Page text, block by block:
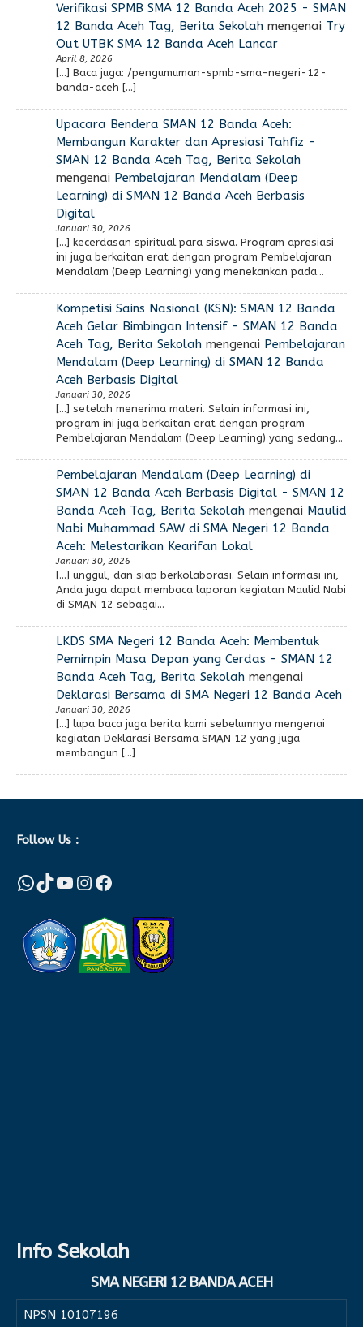
Verifikasi SPMB SMA 12 Banda Aceh 2025 - SMAN
12 Banda Aceh Tag, Berita Sekolahmengenai Try
Out UTBK SMA 12 Banda Aceh Lancar
April 8, 2026
[…] Baca juga: /pengumuman-spmb-sma-negeri-12-
banda-aceh […]
Upacara Bendera SMAN 12 Banda Aceh:
Membangun Karakter dan Apresiasi Tahfiz -
SMAN 12 Banda Aceh Tag, Berita Sekolah
mengenai Pembelajaran Mendalam (Deep
Learning) di SMAN 12 Banda Aceh Berbasis
Digital
Januari 30, 2026
[…] kecerdasan spiritual para siswa. Program apresiasi
ini juga berkaitan erat dengan program Pembelajaran
Mendalam (Deep Learning) yang menekankan pada…
Kompetisi Sains Nasional (KSN): SMAN 12 Banda
Aceh Gelar Bimbingan Intensif - SMAN 12 Banda
Aceh Tag, Berita Sekolahmengenai Pembelajaran
Mendalam (Deep Learning) di SMAN 12 Banda
Aceh Berbasis Digital
Januari 30, 2026
[…] setelah menerima materi. Selain informasi ini,
program ini juga berkaitan erat dengan program
Pembelajaran Mendalam (Deep Learning) yang sedang…
Pembelajaran Mendalam (Deep Learning) di
SMAN 12 Banda Aceh Berbasis Digital - SMAN 12
Banda Aceh Tag, Berita Sekolahmengenai Maulid
Nabi Muhammad SAW di SMA Negeri 12 Banda
Aceh: Melestarikan Kearifan Lokal
Januari 30, 2026
[…] unggul, dan siap berkolaborasi. Selain informasi ini,
Anda juga dapat membaca laporan kegiatan Maulid Nabi
di SMAN 12 sebagai…
LKDS SMA Negeri 12 Banda Aceh: Membentuk
Pemimpin Masa Depan yang Cerdas - SMAN 12
Banda Aceh Tag, Berita Sekolahmengenai
Deklarasi Bersama di SMA Negeri 12 Banda Aceh
Januari 30, 2026
[…] lupa baca juga berita kami sebelumnya mengenai
kegiatan Deklarasi Bersama SMAN 12 yang juga
membangun […]
Follow Us :
WhatsApp
TikTok
YouTube
Instagram
Facebook
Info Sekolah
SMA NEGERI 12 BANDA ACEH
NPSN 10107196